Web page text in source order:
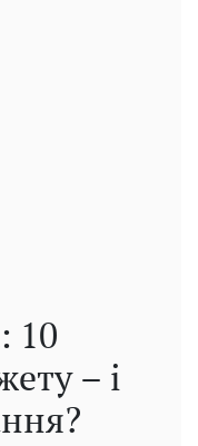
10
– і